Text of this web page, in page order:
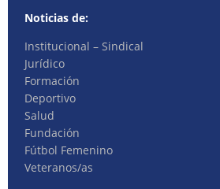
Noticias de:
Institucional – Sindical
Jurídico
Formación
Deportivo
Salud
Fundación
Fútbol Femenino
Veteranos/as